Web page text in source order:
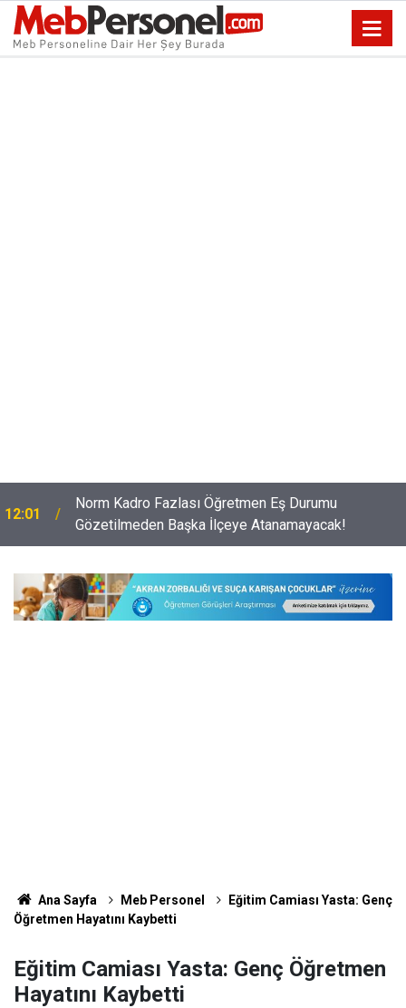
Norm Kadro Fazlası Öğretmen Eş Durumu
Gözetilmeden Başka İlçeye Atanamayacak!
11:32
Öğrenci Kayıtlarında ve Nakillerinde Sorun Yaşayan
Velilere Çağrı Merkezinden Yardımcı Olunacak
Ana Sayfa Meb Personel
Eğitim Camiası Yasta: Genç
Öğretmen Hayatını Kaybetti
Eğitim Camiası Yasta: Genç Öğretmen
Hayatını Kaybetti